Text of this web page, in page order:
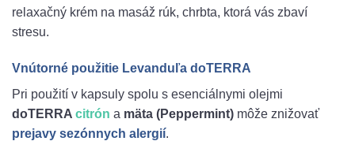
relaxačný krém na masáž rúk, chrbta, ktorá vás zbaví
stresu.
Vnútorné použitie Levanduľa doTERRA
Pri použití v kapsuly spolu s esenciálnymi olejmi
doTERRA citrón a mäta (Peppermint) môže znižovať
prejavy sezónnych alergií.